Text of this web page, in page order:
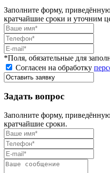
Заполните форму,
кратчайшие сроки и уточним
*Поля, обязательные для
Согласен на обработку
Задать вопрос
Заполните форму,
кратчайшие сроки.